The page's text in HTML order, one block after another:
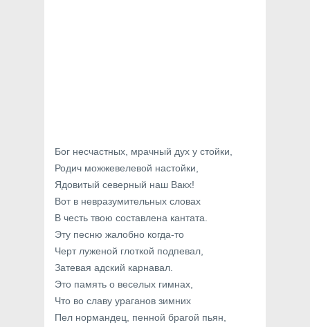
Бог несчастных, мрачный дух у стойки,
Родич можжевелевой настойки,
Ядовитый северный наш Вакх!
Вот в невразумительных словах
В честь твою составлена кантата.
Эту песню жалобно когда-то
Черт луженой глоткой подпевал,
Затевая адский карнавал.
Это память о веселых гимнах,
Что во славу ураганов зимних
Пел нормандец, пенной брагой пьян,